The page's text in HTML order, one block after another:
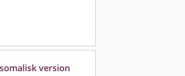
version